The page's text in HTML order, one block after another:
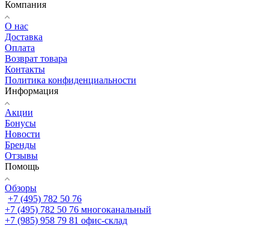
Компания
О нас
Доставка
Оплата
Возврат товара
Контакты
Политика конфиденциальности
Информация
Акции
Бонусы
Новости
Бренды
Отзывы
Помощь
Обзоры
+7 (495) 782 50 76
+7 (495) 782 50 76 многоканальный
+7 (985) 958 79 81 офис-склад